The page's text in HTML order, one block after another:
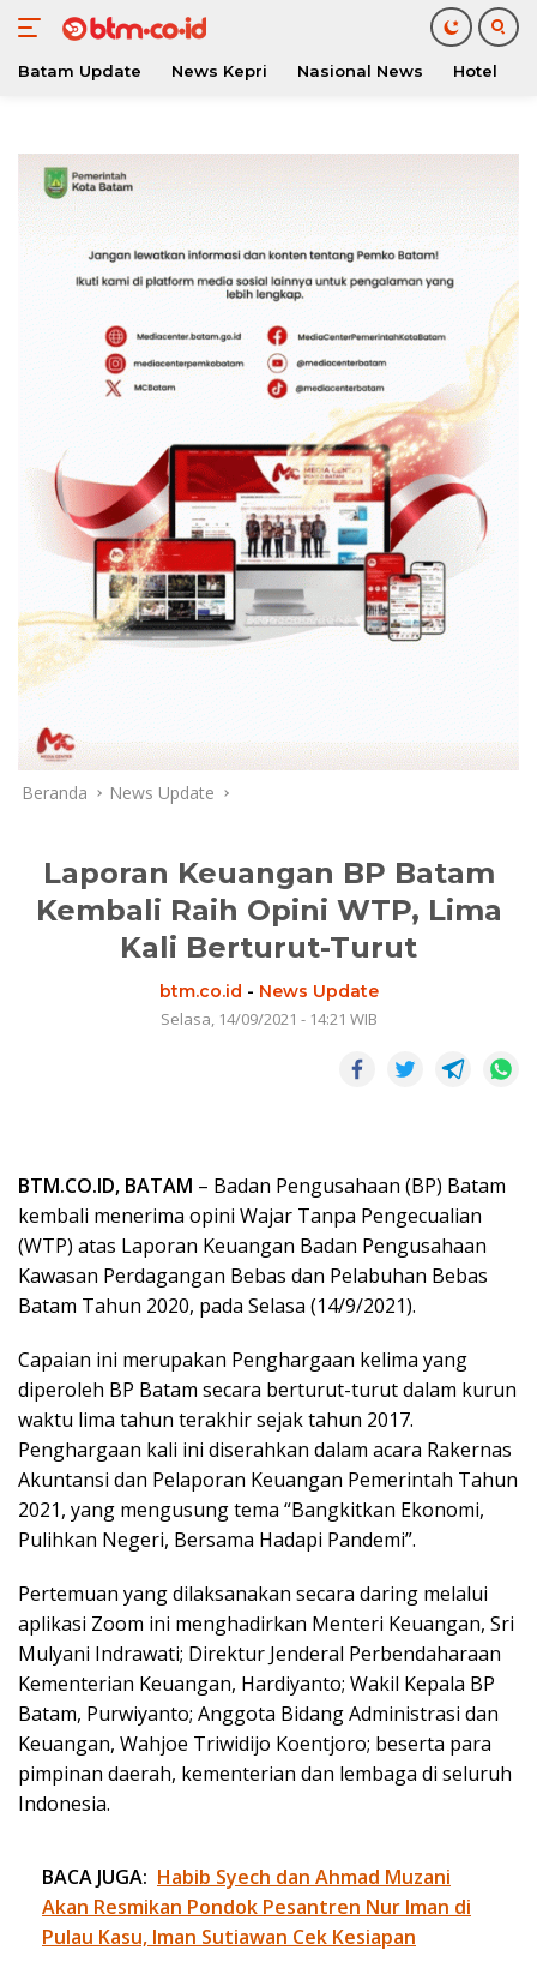
konten
Batam Update News Kepri Nasional News Hotel
Beranda News Update
Laporan Keuangan BP Batam
Kembali Raih Opini WTP, Lima
Kali Berturut-Turut
btm.co.id - News Update
Selasa, 14/09/2021 - 14:21 WIB
BTM.CO.ID, BATAM – Badan Pengusahaan (BP) Batam
kembali menerima opini Wajar Tanpa Pengecualian
(WTP) atas Laporan Keuangan Badan Pengusahaan
Kawasan Perdagangan Bebas dan Pelabuhan Bebas
Batam Tahun 2020, pada Selasa (14/9/2021).
Capaian ini merupakan Penghargaan kelima yang
diperoleh BP Batam secara berturut-turut dalam kurun
waktu lima tahun terakhir sejak tahun 2017.
Penghargaan kali ini diserahkan dalam acara Rakernas
Akuntansi dan Pelaporan Keuangan Pemerintah Tahun
2021, yang mengusung tema “Bangkitkan Ekonomi,
Pulihkan Negeri, Bersama Hadapi Pandemi”.
Pertemuan yang dilaksanakan secara daring melalui
aplikasi Zoom ini menghadirkan Menteri Keuangan, Sri
Mulyani Indrawati; Direktur Jenderal Perbendaharaan
Kementerian Keuangan, Hardiyanto; Wakil Kepala BP
Batam, Purwiyanto; Anggota Bidang Administrasi dan
Keuangan, Wahjoe Triwidijo Koentjoro; beserta para
pimpinan daerah, kementerian dan lembaga di seluruh
Indonesia.
BACA JUGA: Habib Syech dan Ahmad Muzani
Akan Resmikan Pondok Pesantren Nur Iman di
Pulau Kasu, Iman Sutiawan Cek Kesiapan